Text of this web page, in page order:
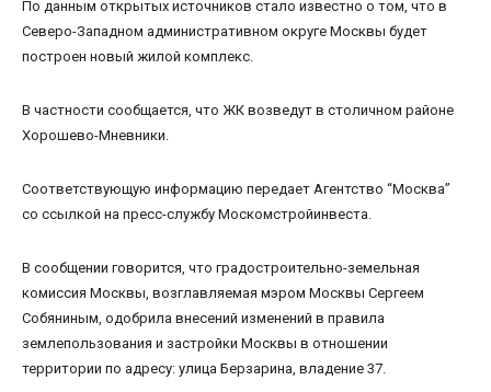
По данным открытых источников стало известно о том, что в
Северо-Западном административном округе Москвы будет
построен новый жилой комплекс.
В частности сообщается, что ЖК возведут в столичном районе
Хорошево-Мневники.
Соответствующую информацию передает Агентство “Москва”
со ссылкой на пресс-службу Москомстройинвеста.
В сообщении говорится, что градостроительно-земельная
комиссия Москвы, возглавляемая мэром Москвы Сергеем
Собяниным, одобрила внесений изменений в правила
землепользования и застройки Москвы в отношении
территории по адресу: улица Берзарина, владение 37.